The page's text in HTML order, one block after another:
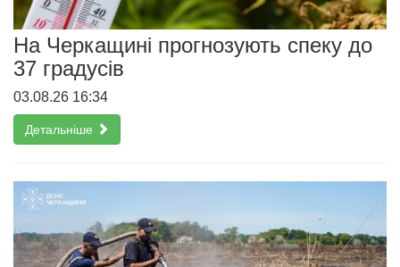
На Черкащині прогнозують спеку до
37 градусів
03.08.26 16:34
Детальніше